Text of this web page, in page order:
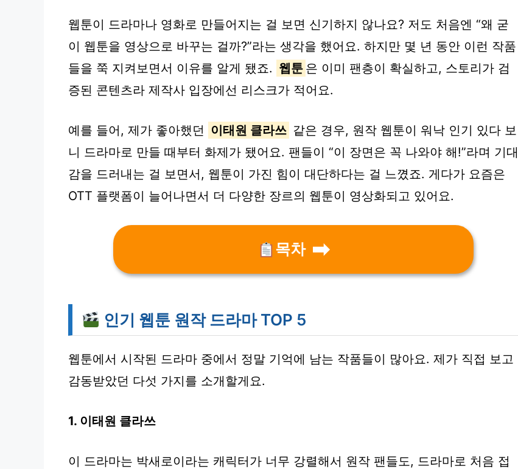
웹툰이 드라마나 영화로 만들어지는 걸 보면 신기하지 않나요? 저도 처음엔 “왜 굳
이 웹툰을 영상으로 바꾸는 걸까?”라는 생각을 했어요. 하지만 몇 년 동안 이런 작품
들을 쭉 지켜보면서 이유를 알게 됐죠. 웹툰 은 이미 팬층이 확실하고, 스토리가 검
증된 콘텐츠라 제작사 입장에선 리스크가 적어요.
예를 들어, 제가 좋아했던 이태원 클라쓰 같은 경우, 원작 웹툰이 워낙 인기 있다 보
니 드라마로 만들 때부터 화제가 됐어요. 팬들이 “이 장면은 꼭 나와야 해!”라며 기대
감을 드러내는 걸 보면서, 웹툰이 가진 힘이 대단하다는 걸 느꼈죠. 게다가 요즘은
OTT 플랫폼이 늘어나면서 더 다양한 장르의 웹툰이 영상화되고 있어요.
목차
인기 웹툰 원작 드라마 TOP 5
웹툰에서 시작된 드라마 중에서 정말 기억에 남는 작품들이 많아요. 제가 직접 보고
감동받았던 다섯 가지를 소개할게요.
1. 이태원 클라쓰
이 드라마는 박새로이라는 캐릭터가 너무 강렬해서 원작 팬들도, 드라마로 처음 접